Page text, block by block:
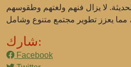
لا يزال فنهم ولغتهم وطقوسهم
شارك:
Facebook